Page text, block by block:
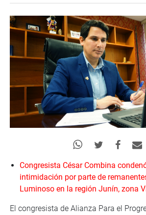
Congresista César Combina
intimidación por parte de
Luminoso en la región Junín, zona
El congresista de Alianza Para el